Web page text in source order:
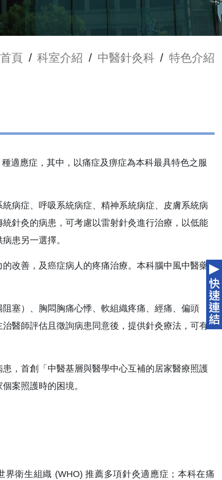
首頁 / 科室介紹 / 中醫針灸科 / 特色介紹
適應症，其中，以痛症及痹症為本科最具特色之服
病症、呼吸系統病症、精神系統病症、皮膚系統病
針灸的病患，可考慮以雷射針灸進行治療，以低能
患另一選擇。
改善，及癌症病人的疼痛治療。本科腦中風中醫藥
塞）、胸悶胸痛心悸、軟組織疼痛、經痛、偏頭
醫師評估且徵詢病患同意後，提供針灸療法，可有
，首創「中醫基層與醫學中心互補的居家醫療照護
案照護時的困境。
衛生組織 (WHO) 推薦多項針灸適應症；本科在痛